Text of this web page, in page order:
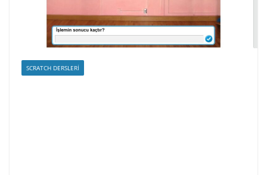
SCRATCH DERSLERI